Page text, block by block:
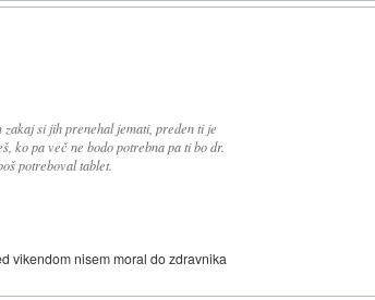
si jih prenehal jemati, preden ti je
ko pa več ne bodo potrebna pa ti bo dr.
potreboval tablet.
vikendom nisem moral do zdravnika